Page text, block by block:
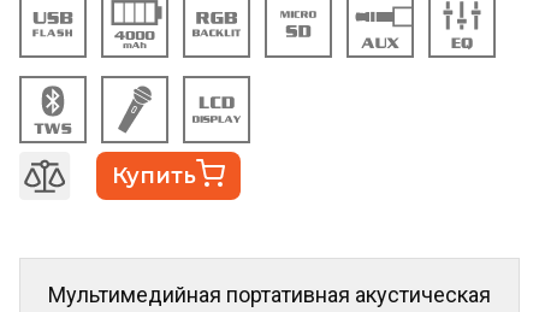
Купить
Мультимедийная портативная акустическая